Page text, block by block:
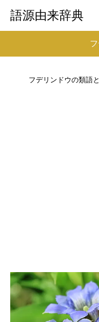
語源由来辞典
フデリンドウの類語